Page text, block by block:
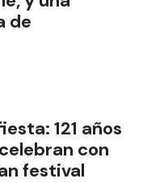
de
121 años
con
festival